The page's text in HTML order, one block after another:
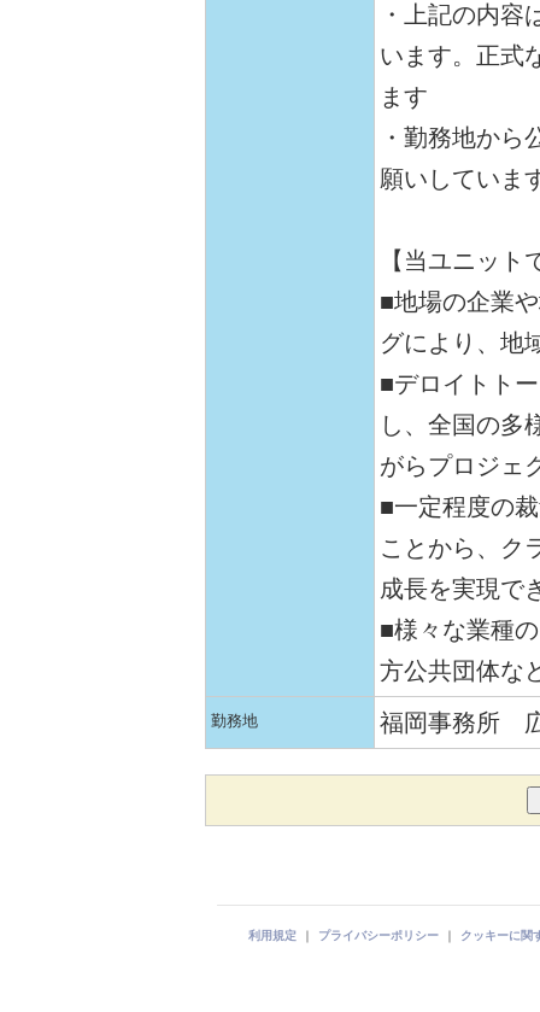
・上記の内容
います。正式
ます
・勤務地から
願いしていま
【当ユニット
■地場の企業
グにより、地
■デロイトト
し、全国の多
がらプロジェ
■一定程度の
ことから、ク
成長を実現で
■様々な業種
方公共団体な
勤務地 福岡事務所
利用規定 ｜ プライバシーポリシー ｜ クッキーに関